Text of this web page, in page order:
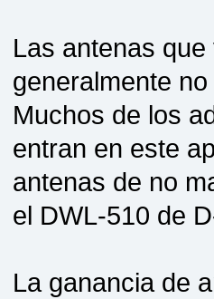
Las antenas
generalmente
Muchos de los
entran en este
antenas de no
el DWL-510 de
La ganancia de